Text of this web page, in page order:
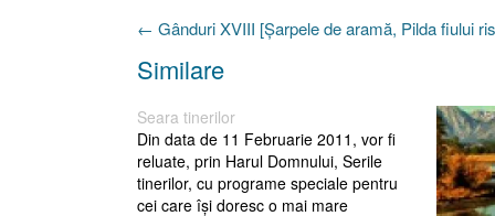
Post
← Gânduri XVIII [Şarpele de aramă, Pilda fiului
Similare
Seara tinerilor
Din data de 11 Februarie 2011, vor fi
reluate, prin Harul Domnului, Serile
tinerilor, cu programe speciale pentru
cei care îşi doresc o mai mare